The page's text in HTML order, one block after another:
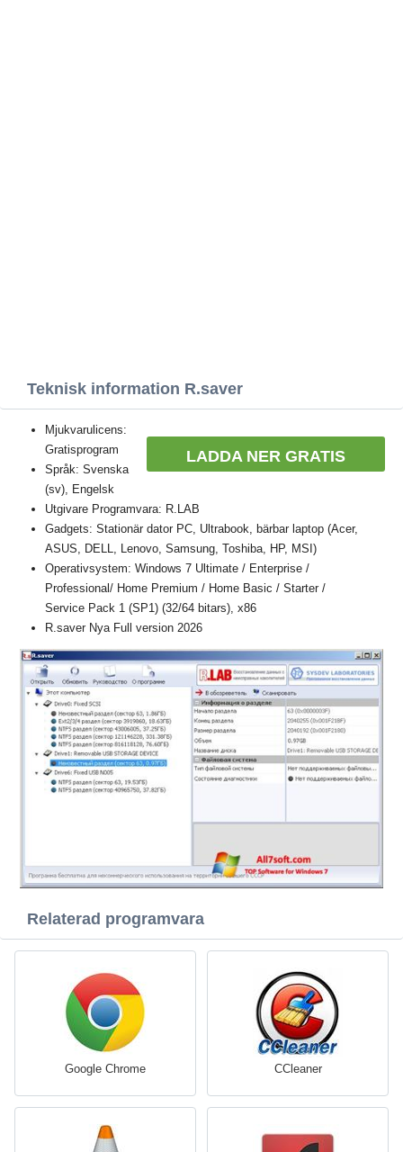
Teknisk information R.saver
LADDA NER GRATIS
Mjukvarulicens:
Gratisprogram
Språk: Svenska
(sv), Engelsk
Utgivare Programvara: R.LAB
Gadgets: Stationär dator PC, Ultrabook, bärbar laptop (Acer,
ASUS, DELL, Lenovo, Samsung, Toshiba, HP, MSI)
Operativsystem: Windows 7 Ultimate / Enterprise /
Professional/ Home Premium / Home Basic / Starter /
Service Pack 1 (SP1) (32/64 bitars), x86
R.saver Nya Full version 2026
Relaterad programvara
Google Chrome CCleaner